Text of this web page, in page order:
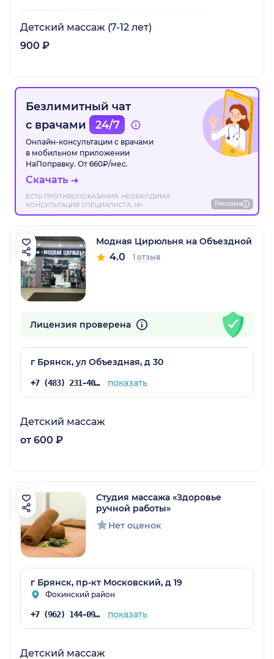
Детский массаж (7-12 лет)
900 ₽
Безлимитный чат
с врачами
24/7
Онлайн-консультации с врачами
в мобильном приложении
НаПоправку. От 660₽/мес.
Скачать
ЕСТЬ ПРОТИВОПОКАЗАНИЯ. НЕОБХОДИМА
КОНСУЛЬТАЦИЯ СПЕЦИАЛИСТА. 18+
Реклама
Модная Цирюльня на Объездной
4.0 1 отзыв
Лицензия проверена
г Брянск, ул Объездная, д 30
+7 (483) 231-40-40 показать
Детский массаж
от 600 ₽
Студия массажа «Здоровье
ручной работы»
Нет оценок
г Брянск, пр-кт Московский, д 19
Фокинский район
+7 (962) 144-09-04 показать
Детский массаж